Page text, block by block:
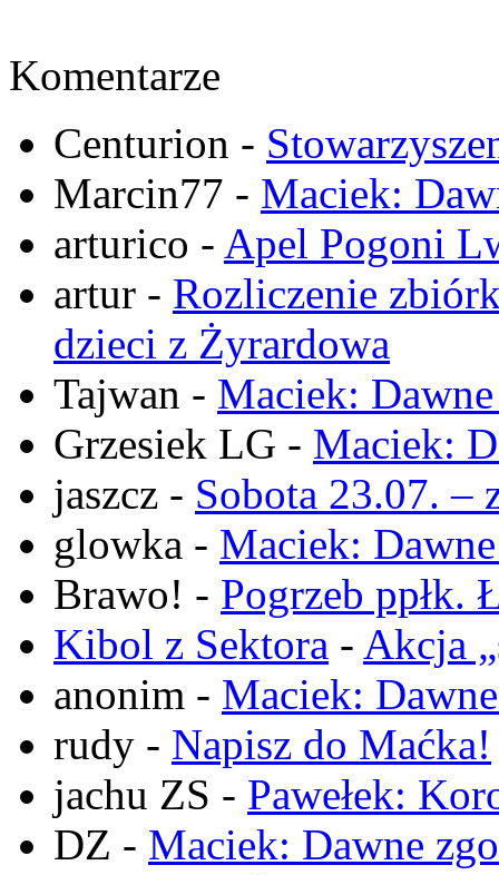
Komentarze
Centurion -
Marcin77 - Maciek:
arturico - Apel Pogoni
artur - Rozliczenie
dzieci z Żyrardowa
Tajwan - Maciek:
Grzesiek LG - Maciek:
jaszcz - Sobota 23.07. –
glowka - Maciek:
Brawo! - Pogrzeb ppłk.
Kibol z Sektora - Akcja
anonim - Maciek:
rudy - Napisz do Maćka!
jachu ZS - Pawełek:
DZ - Maciek: Dawne